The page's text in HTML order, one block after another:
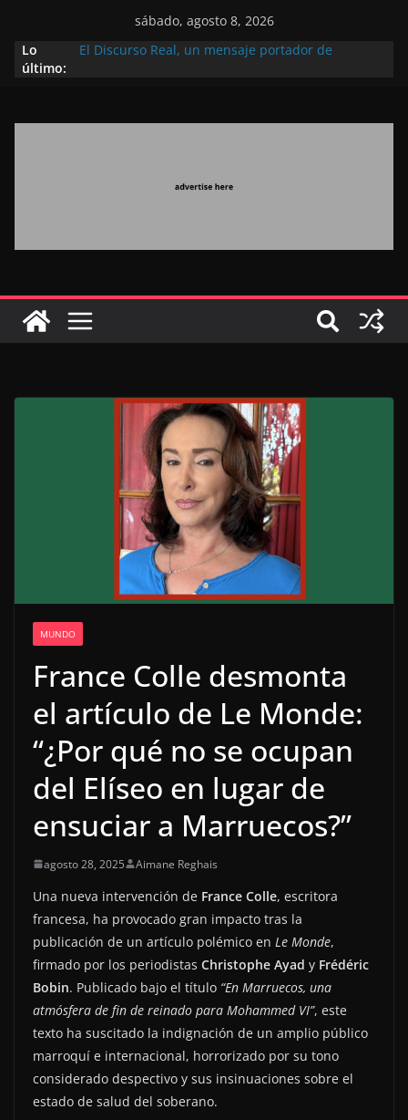
sábado, agosto 8, 2026
Lo
último:
El Discurso Real, un mensaje portador de
Extranjero: al servicio de los grandes proyectos de
Marruecos gracias a una visión estratégica
destinada a consolidar la posición de Marruecos
en una economía mundial competitiva (politólogo
marroquí-estadounidense)
MUNDO
France Colle desmonta
el artículo de Le Monde:
“¿Por qué no se ocupan
del Elíseo en lugar de
ensuciar a Marruecos?”
agosto 28, 2025 Aimane Reghais
Una nueva intervención de France Colle, escritora
francesa, ha provocado gran impacto tras la
publicación de un artículo polémico en Le Monde,
firmado por los periodistas Christophe Ayad y Frédéric
Bobin. Publicado bajo el título “En Marruecos, una
atmósfera de fin de reinado para Mohammed VI”, este
texto ha suscitado la indignación de un amplio público
marroquí e internacional, horrorizado por su tono
considerado despectivo y sus insinuaciones sobre el
estado de salud del soberano.